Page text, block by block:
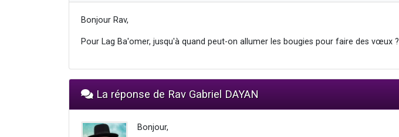
Bonjour Rav,
Pour Lag Ba'omer, jusqu'à quand peut-on allumer les bougies pour faire des vœux ?
La réponse de Rav Gabriel DAYAN
Bonjour,